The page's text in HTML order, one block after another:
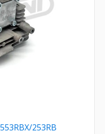
253RB